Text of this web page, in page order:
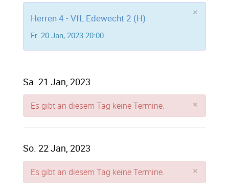
×
Herren 4 - VfL Edewecht 2 (H)
Fr. 20 Jan, 2023 20:00
Sa. 21 Jan, 2023
×
Es gibt an diesem Tag keine Termine.
So. 22 Jan, 2023
×
Es gibt an diesem Tag keine Termine.